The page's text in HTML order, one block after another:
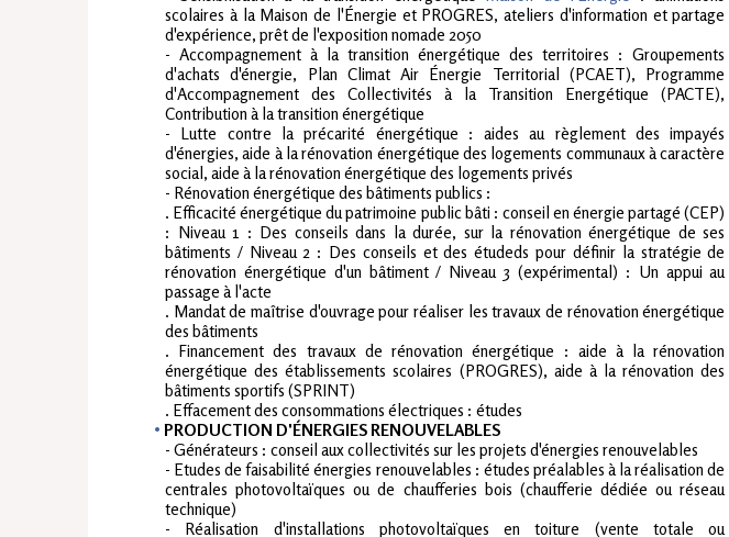
scolaires à la Maison de l'Énergie et PROGRES, ateliers d'information et partage
d'expérience, prêt de l'exposition nomade 2050
- Accompagnement à la transition énergétique des territoires : Groupements
d'achats d'énergie, Plan Climat Air Énergie Territorial (PCAET), Programme
d'Accompagnement des Collectivités à la Transition Energétique (PACTE),
Contribution à la transition énergétique
- Lutte contre la précarité énergétique : aides au règlement des impayés
d'énergies, aide à la rénovation énergétique des logements communaux à caractère
social, aide à la rénovation énergétique des logements privés
- Rénovation énergétique des bâtiments publics :
. Efficacité énergétique du patrimoine public bâti : conseil en énergie partagé (CEP)
: Niveau 1 : Des conseils dans la durée, sur la rénovation énergétique de ses
bâtiments / Niveau 2 : Des conseils et des étudeds pour définir la stratégie de
rénovation énergétique d'un bâtiment / Niveau 3 (expérimental) : Un appui au
passage à l'acte
. Mandat de maîtrise d'ouvrage pour réaliser les travaux de rénovation énergétique
des bâtiments
. Financement des travaux de rénovation énergétique : aide à la rénovation
énergétique des établissements scolaires (PROGRES), aide à la rénovation des
bâtiments sportifs (SPRINT)
. Effacement des consommations électriques : études
PRODUCTION D'ÉNERGIES RENOUVELABLES
- Générateurs : conseil aux collectivités sur les projets d'énergies renouvelables
- Etudes de faisabilité énergies renouvelables : études préalables à la réalisation de
centrales photovoltaïques ou de chaufferies bois (chaufferie dédiée ou réseau
technique)
- Réalisation d'installations photovoltaïques en toiture (vente totale ou